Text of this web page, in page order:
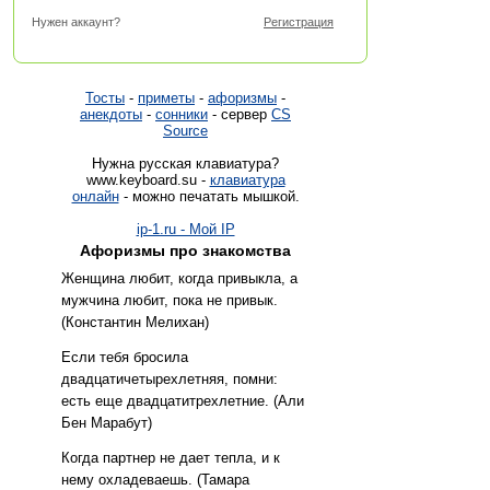
Нужен аккаунт? Регистрация
Тосты - приметы - афоризмы -
анекдоты - сонники - сервер CS
Source
Нужна русская клавиатура?
www.keyboard.su - клавиатура
онлайн- можно печатать мышкой.
ip-1.ru - Мой IP
Афоризмы про знакомства
Женщина любит, когда привыкла, а
мужчина любит, пока не привык.
(Константин Мелихан)
Если тебя бросила
двадцатичетырехлетняя, помни:
есть еще двадцатитрехлетние. (Али
Бен Марабут)
Когда партнер не дает тепла, и к
нему охладеваешь. (Тамара